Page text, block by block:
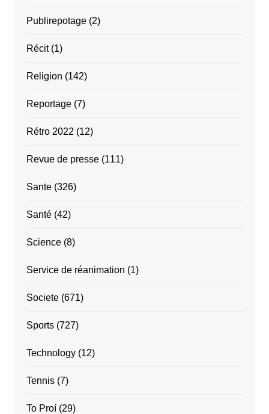
Publirepotage(2)
Récit(1)
Religion (142)
Reportage(7)
Rétro 2022 (12)
Revue de presse(111)
Sante(326)
Santé(42)
Science(8)
Service de réanimation (1)
Societe(671)
Sports(727)
Technology(12)
Tennis(7)
To Proí(29)